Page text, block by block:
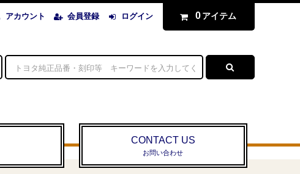
アカウント 会員登録 ログイン 0 アイテム
CONTACT US
お問い合わせ